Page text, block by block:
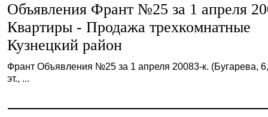
Объявления Франт №25 за 1 апреля
Квартиры - Продажа трехкомнатные
Кузнецкий район
Франт Объявления №25 за 1 апреля 20083-к. (Бугарева,
эт., ...